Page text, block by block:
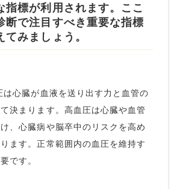
指標が利用されます。ここ
断で注目すべき重要な指標
てみましょう。
は心臓が血液を送り出す力と血管の
決まります。高血圧は心臓や血管
、心臓病や脳卒中のリスクを高め
ます。正常範囲内の血圧を維持す
です。